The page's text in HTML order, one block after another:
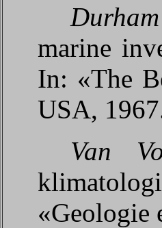
marine
In: «The
USA,
Van